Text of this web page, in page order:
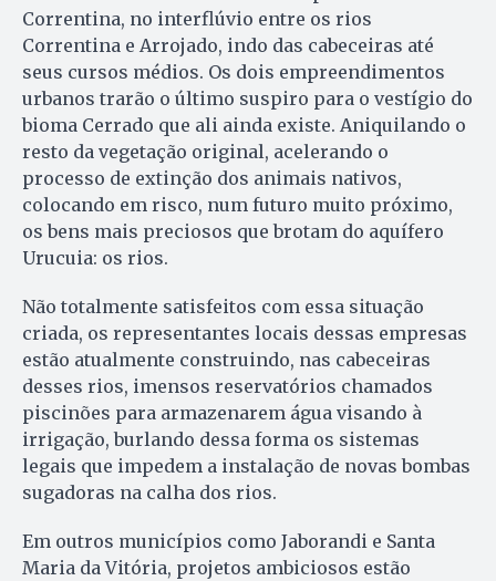
Correntina, no interflúvio entre os rios
Correntina e Arrojado, indo das cabeceiras até
seus cursos médios. Os dois empreendimentos
urbanos trarão o último suspiro para o vestígio do
bioma Cerrado que ali ainda existe. Aniquilando o
resto da vegetação original, acelerando o
processo de extinção dos animais nativos,
colocando em risco, num futuro muito próximo,
os bens mais preciosos que brotam do aquífero
Urucuia: os rios.
Não totalmente satisfeitos com essa situação
criada, os representantes locais dessas empresas
estão atualmente construindo, nas cabeceiras
desses rios, imensos reservatórios chamados
piscinões para armazenarem água visando à
irrigação, burlando dessa forma os sistemas
legais que impedem a instalação de novas bombas
sugadoras na calha dos rios.
Em outros municípios como Jaborandi e Santa
Maria da Vitória, projetos ambiciosos estão